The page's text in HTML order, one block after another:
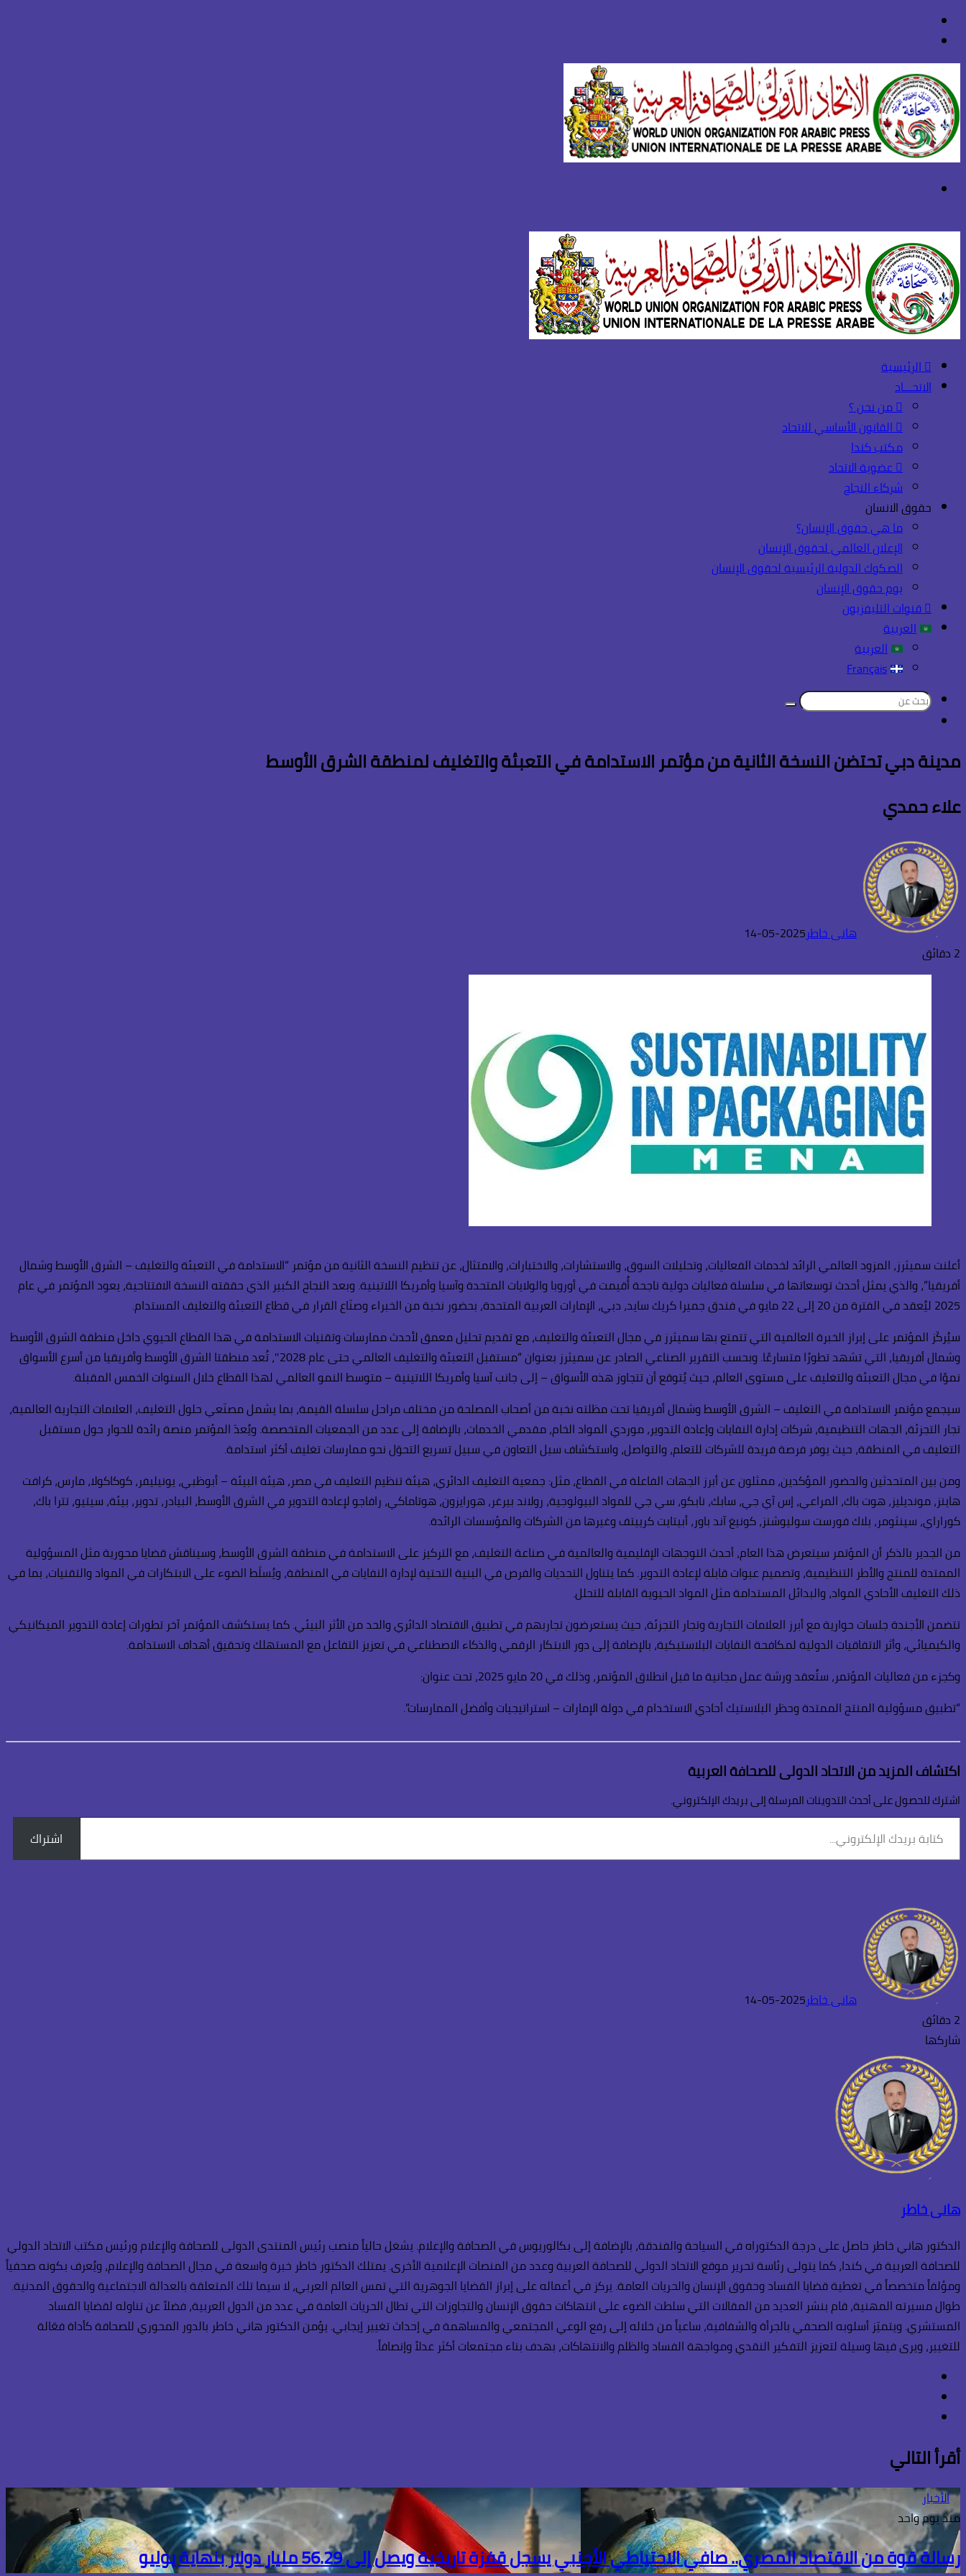
الدخول
الرئيسية
الاتحـــاد
من نحن ؟
القانون الأساسي للاتحاد
مكتب كندا
عضوية الاتحاد
شركاء النجاح
حقوق الانسان
ما هي حقوق الإنسان؟
الإعلان العالمي لحقوق الإنسان
الصكوك الدولية الرئيسية لحقوق الإنسان
يوم حقوق الإنسان
قنوات التليفزيون
العربية
العربية
Français
بحث
مدينة دبي تحتضن النسخة الثانية من مؤتمر الاستدامة في التعبئة والتغليف لمنطقة الشرق الأوسط
علاء حمدي
هانى خاطر2025-05-14
2 دقائق
أعلنت سميثرز، المزود العالمي الرائد لخدمات الفعاليات، وتحليلات السوق، والاستشارات، والاختبارات، والامتثال، عن تنظيم النسخة الثانية من مؤتمر “الاستدامة في التعبئة والتغليف – الشرق الأوسط وشمال
أفريقيا”، والذي يمثل أحدث توسعاتها في سلسلة فعاليات دولية ناجحة أُقيمت في أوروبا والولايات المتحدة وآسيا وأمريكا اللاتينية. وبعد النجاح الكبير الذي حققته النسخة الافتتاحية، يعود المؤتمر في عام
2025 ليُعقد في الفترة من 20 إلى 22 مايو في فندق جميرا كريك سايد، دبي، الإمارات العربية المتحدة، بحضور نخبة من الخبراء وصنّاع القرار في قطاع التعبئة والتغليف المستدام.
سيُركّز المؤتمر على إبراز الخبرة العالمية التي تتمتع بها سميثرز في مجال التعبئة والتغليف، مع تقديم تحليل معمق لأحدث ممارسات وتقنيات الاستدامة في هذا القطاع الحيوي داخل منطقة الشرق الأوسط
وشمال أفريقيا، التي تشهد تطورًا متسارعًا. وبحسب التقرير الصناعي الصادر عن سميثرز بعنوان “مستقبل التعبئة والتغليف العالمي حتى عام 2028″، تُعد منطقتا الشرق الأوسط وأفريقيا من أسرع الأسواق
نموًا في مجال التعبئة والتغليف على مستوى العالم، حيث يُتوقع أن تتجاوز هذه الأسواق – إلى جانب آسيا وأمريكا اللاتينية – متوسط النمو العالمي لهذا القطاع خلال السنوات الخمس المقبلة.
سيجمع مؤتمر الاستدامة في التغليف – الشرق الأوسط وشمال أفريقيا تحت مظلته نخبة من أصحاب المصلحة من مختلف مراحل سلسلة القيمة، بما يشمل مصنّعي حلول التغليف، العلامات التجارية العالمية،
تجار التجزئة، الجهات التنظيمية، شركات إدارة النفايات وإعادة التدوير، موردي المواد الخام، مقدمي الخدمات، بالإضافة إلى عدد من الجمعيات المتخصصة. ويُعدّ المؤتمر منصة رائدة للحوار حول مستقبل
التغليف في المنطقة، حيث يوفر فرصة فريدة للشركات للتعلم، والتواصل، واستكشاف سبل التعاون في سبيل تسريع التحوّل نحو ممارسات تغليف أكثر استدامة.
ومن بين المتحدثين والحضور المؤكدين، ممثلون عن أبرز الجهات الفاعلة في القطاع، مثل: جمعية التغليف الدائري، هيئة تنظيم التغليف في مصر، هيئة البيئة – أبوظبي، يونيليفر، كوكاكولا، مارس، كرافت
هاينز، مونديليز، هوت باك، المراعي، إس آي جي، سابك، نابكو، سي جي للمواد البيولوجية، رولاند بيرغر، هورايزون، هوتاماكي، رافاجو لإعادة التدوير في الشرق الأوسط، البيادر، تدوير، بيئة، سيتيو، تترا باك،
كوراراي، سينثومر، بلاك فورست سوليوشنز، كونيغ آند باور، أبيتايت كرييتف وغيرها من الشركات والمؤسسات الرائدة.
من الجدير بالذكر أن المؤتمر سيتعرض هذا العام، أحدث التوجهات الإقليمية والعالمية في صناعة التغليف، مع التركيز على الاستدامة في منطقة الشرق الأوسط، وسيناقش قضايا محورية مثل المسؤولية
الممتدة للمنتج والأطر التنظيمية، وتصميم عبوات قابلة لإعادة التدوير. كما يتناول التحديات والفرص في البنية التحتية لإدارة النفايات في المنطقة، ويُسلّط الضوء على الابتكارات في المواد والتقنيات، بما في
ذلك التغليف الأحادي المواد، والبدائل المستدامة مثل المواد الحيوية القابلة للتحلل.
تتضمن الأجندة جلسات حوارية مع أبرز العلامات التجارية وتجار التجزئة، حيث يستعرضون تجاربهم في تطبيق الاقتصاد الدائري والحد من الأثر البيئي. كما يستكشف المؤتمر آخر تطورات إعادة التدوير الميكانيكي
والكيميائي، وأثر الاتفاقيات الدولية لمكافحة النفايات البلاستيكية، بالإضافة إلى دور الابتكار الرقمي والذكاء الاصطناعي في تعزيز التفاعل مع المستهلك وتحقيق أهداف الاستدامة.
وكجزء من فعاليات المؤتمر، ستُعقد ورشة عمل مجانية ما قبل انطلاق المؤتمر، وذلك في 20 مايو 2025، تحت عنوان:
“تطبيق مسؤولية المنتج الممتدة وحظر البلاستيك أحادي الاستخدام في دولة الإمارات – استراتيجيات وأفضل الممارسات”.
اكتشاف المزيد من الاتحاد الدولى للصحافة العربية
اشترك للحصول على أحدث التدوينات المرسلة إلى بريدك الإلكتروني.
بريدك
الإلكتروني...
اشتراك
هانى خاطر2025-05-14
2 دقائق
شاركها
فيسبوك
لينكدإن
ماسنجر
ماسنجر
واتساب
تيلقرام
هانى خاطر
الدكتور هاني خاطر حاصل على درجة الدكتوراه في السياحة والفندقة، بالإضافة إلى بكالوريوس في الصحافة والإعلام. يشغل حالياً منصب رئيس المنتدى الدولى للصحافة والإعلام ورئيس مكتب الاتحاد الدولي
للصحافة العربية في كندا، كما يتولى رئاسة تحرير موقع الاتحاد الدولي للصحافة العربية وعدد من المنصات الإعلامية الأخرى. يمتلك الدكتور خاطر خبرة واسعة في مجال الصحافة والإعلام، ويُعرف بكونه صحفياً
ومؤلفاً متخصصاً في تغطية قضايا الفساد وحقوق الإنسان والحريات العامة. يركز في أعماله على إبراز القضايا الجوهرية التي تمس العالم العربي، لا سيما تلك المتعلقة بالعدالة الاجتماعية والحقوق المدنية.
طوال مسيرته المهنية، قام بنشر العديد من المقالات التي سلطت الضوء على انتهاكات حقوق الإنسان والتجاوزات التي تطال الحريات العامة في عدد من الدول العربية، فضلاً عن تناوله لقضايا الفساد
المستشري. ويتميّز أسلوبه الصحفي بالجرأة والشفافية، ساعياً من خلاله إلى رفع الوعي المجتمعي والمساهمة في إحداث تغيير إيجابي. يؤمن الدكتور هاني خاطر بالدور المحوري للصحافة كأداة فعّالة
للتغيير، ويرى فيها وسيلة لتعزيز التفكير النقدي ومواجهة الفساد والظلم والانتهاكات، بهدف بناء مجتمعات أكثر عدلاً وإنصافاً.
أقرأ التالي
الأخبار
منذ يوم واحد
رسالة قوة من الاقتصاد المصري.. صافي الاحتياطي الأجنبي يسجل قفزة تاريخية ويصل إلى 56.29 مليار دولار بنهاية يوليو